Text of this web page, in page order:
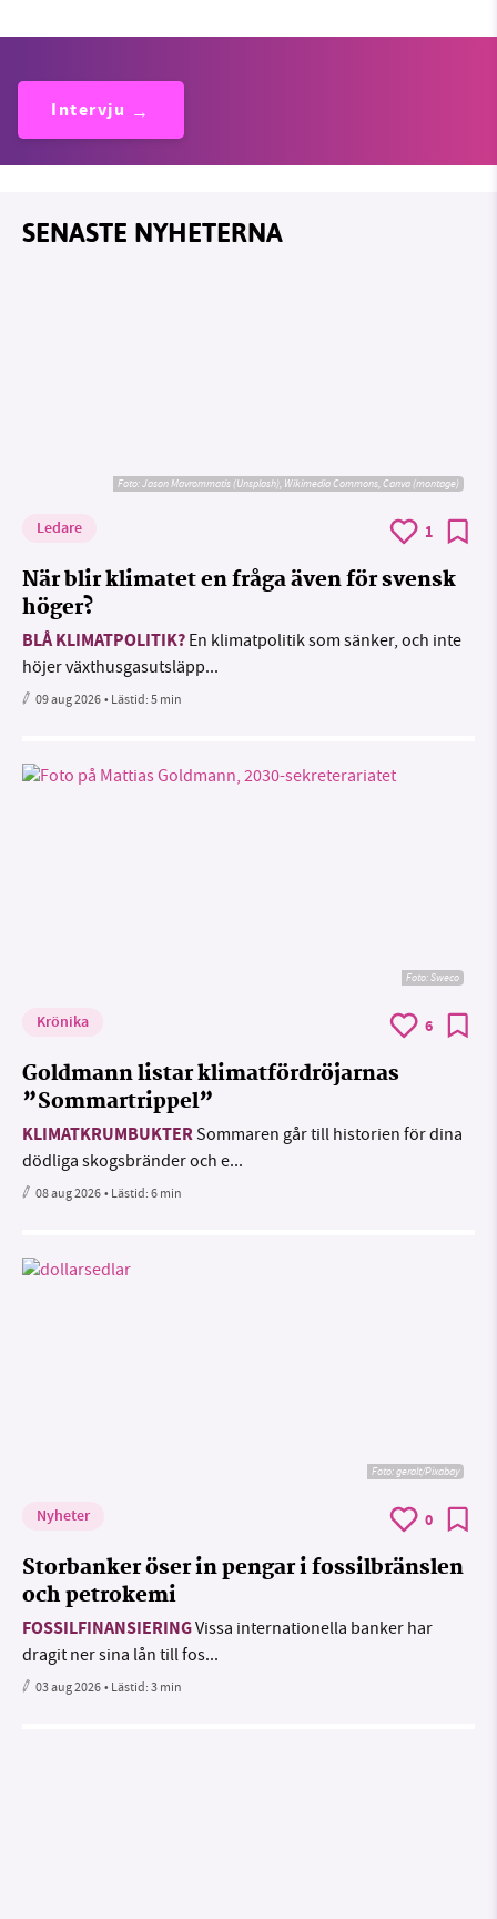
Intervju
SENASTE NYHETERNA
Foto: Jason Mavrommatis (Unsplash), Wikimedia Commons, Canva (montage)
Ledare 1
När blir klimatet en fråga även för svensk
höger?
BLÅ KLIMATPOLITIK? En klimatpolitik som sänker, och inte
höjer växthusgasutsläpp...
09 aug 2026• Lästid:5 min
Foto: Sweco
Krönika 6
Goldmann listar klimatfördröjarnas
”Sommartrippel”
KLIMATKRUMBUKTERSommaren går till historien för dina
dödliga skogsbränder och e...
08 aug 2026• Lästid:6 min
Foto:geralt/Pixabay
Nyheter 0
Storbanker öser in pengar i fossilbränslen
och petrokemi
FOSSILFINANSIERINGVissa internationella banker har
dragit ner sina lån till fos...
03 aug 2026• Lästid:3 min